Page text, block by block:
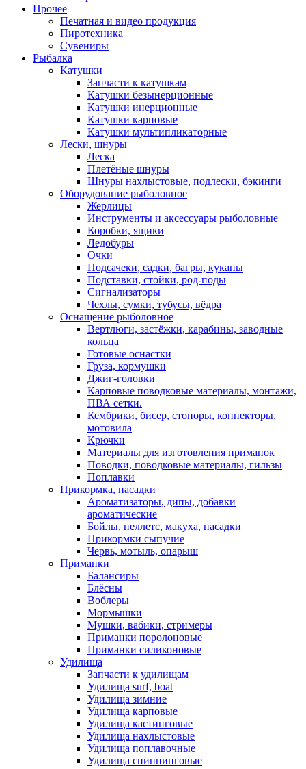
Прочее
Печатная и видео продукция
Пиротехника
Сувениры
Рыбалка
Катушки
Запчасти к катушкам
Катушки безынерционные
Катушки инерционные
Катушки карповые
Катушки мультипликаторные
Лески, шнуры
Леска
Плетёные шнуры
Шнуры нахлыстовые, подлески, бэкинги
Оборудование рыболовное
Жерлицы
Инструменты и аксессуары рыболовные
Коробки, ящики
Ледобуры
Очки
Подсачеки, садки, багры, куканы
Подставки, стойки, род-поды
Сигнализаторы
Чехлы, сумки, тубусы, вёдра
Оснащение рыболовное
Вертлюги, застёжки, карабины, заводные
кольца
Готовые оснастки
Груза, кормушки
Джиг-головки
Карповые поводковые материалы, монтажи,
ПВА сетки.
Кембрики, бисер, стопоры, коннекторы,
мотовила
Крючки
Материалы для изготовления приманок
Поводки, поводковые материалы, гильзы
Поплавки
Прикормка, насадки
Ароматизаторы, дипы, добавки
ароматические
Бойлы, пеллетс, макуха, насадки
Прикормки сыпучие
Червь, мотыль, опарыш
Приманки
Балансиры
Блёсны
Воблеры
Мормышки
Мушки, вабики, стримеры
Приманки поролоновые
Приманки силиконовые
Удилища
Запчасти к удилищам
Удилища surf, boat
Удилища зимние
Удилища карповые
Удилища кастинговые
Удилища нахлыстовые
Удилища поплавочные
Удилища спиннинговые